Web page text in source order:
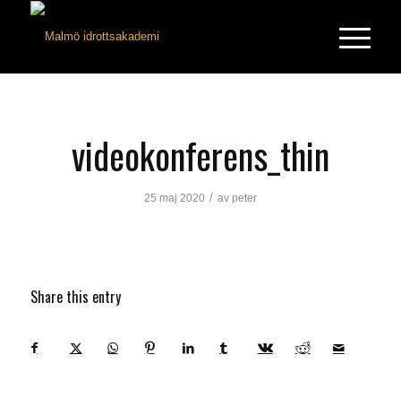
videokonferens_thin
25 maj 2020 / av peter
Share this entry